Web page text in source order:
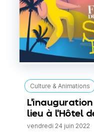
Culture & Animations
lieu à l'Hôtel
vendredi 24 juin 2022